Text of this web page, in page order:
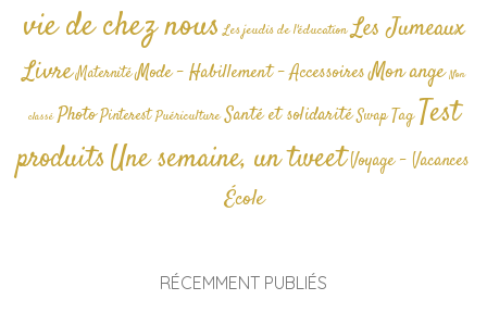
vie de chez nous Les jeudis de l'éducation Les Jumeaux
Livre Maternité Mode - Habillement - AccessoiresMon ange Non
classé Photo Pinterest Puériculture Santé et solidarité Swap TagTest
produitsUne semaine, un tweetVoyage - Vacances
École
RÉCEMMENT PUBLIÉS